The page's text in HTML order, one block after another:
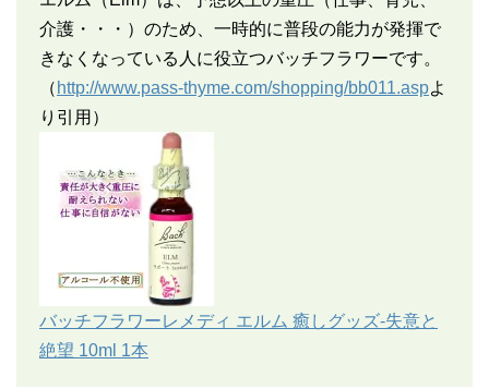
介護・・・）のため、一時的に普段の能力が発揮で
きなくなっている人に役立つバッチフラワーです。
（ http://www.pass-thyme.com/shopping/bb011.aspよ
り引用）
バッチフラワーレメディ エルム 癒しグッズ-失意と
絶望 10ml 1本